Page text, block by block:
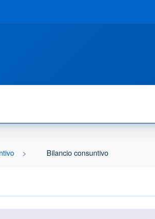
Bilancio consuntivo